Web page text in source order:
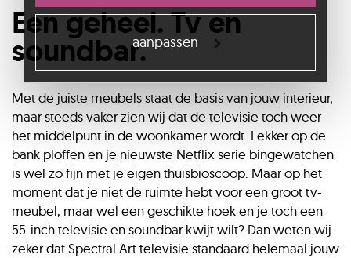
aanpassen
Een geheel. Tv en
soundbar.
Met de juiste meubels staat de basis van jouw interieur,
maar steeds vaker zien wij dat de televisie toch weer
het middelpunt in de woonkamer wordt. Lekker op de
bank ploffen en je nieuwste Netflix serie bingewatchen
is wel zo fijn met je eigen thuisbioscoop. Maar op het
moment dat je niet de ruimte hebt voor een groot tv-
meubel, maar wel een geschikte hoek en je toch een
55-inch televisie en soundbar kwijt wilt? Dan weten wij
zeker dat Spectral Art televisie standaard helemaal jouw